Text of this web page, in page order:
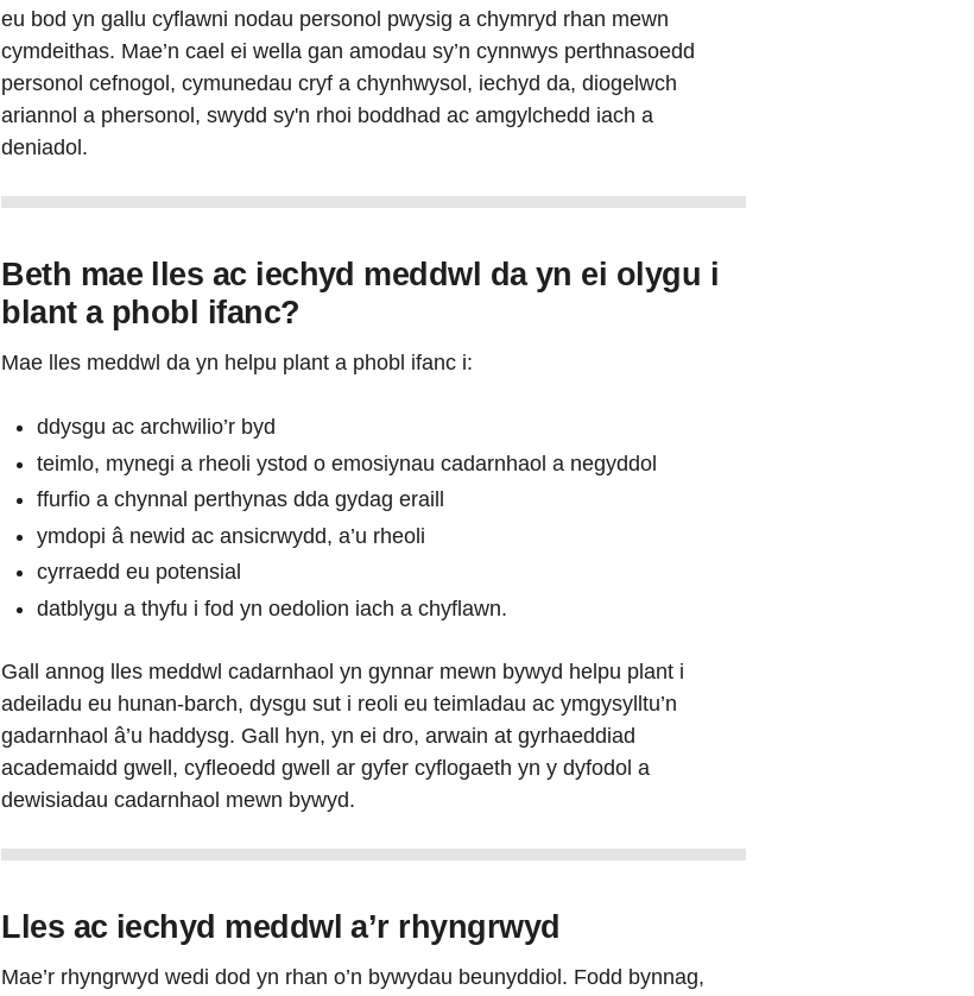
eu bod yn gallu cyflawni nodau personol pwysig a chymryd rhan mewn
cymdeithas. Mae’n cael ei wella gan amodau sy’n cynnwys perthnasoedd
personol cefnogol, cymunedau cryf a chynhwysol, iechyd da, diogelwch
ariannol a phersonol, swydd sy'n rhoi boddhad ac amgylchedd iach a
deniadol.
Beth mae lles ac iechyd meddwl da yn ei olygu i
blant a phobl ifanc?
Mae lles meddwl da yn helpu plant a phobl ifanc i:
ddysgu ac archwilio’r byd
teimlo, mynegi a rheoli ystod o emosiynau cadarnhaol a negyddol
ffurfio a chynnal perthynas dda gydag eraill
ymdopi â newid ac ansicrwydd, a’u rheoli
cyrraedd eu potensial
datblygu a thyfu i fod yn oedolion iach a chyflawn.
Gall annog lles meddwl cadarnhaol yn gynnar mewn bywyd helpu plant i
adeiladu eu hunan-barch, dysgu sut i reoli eu teimladau ac ymgysylltu’n
gadarnhaol â’u haddysg. Gall hyn, yn ei dro, arwain at gyrhaeddiad
academaidd gwell, cyfleoedd gwell ar gyfer cyflogaeth yn y dyfodol a
dewisiadau cadarnhaol mewn bywyd.
Lles ac iechyd meddwl a’r rhyngrwyd
Mae’r rhyngrwyd wedi dod yn rhan o’n bywydau beunyddiol. Fodd bynnag,